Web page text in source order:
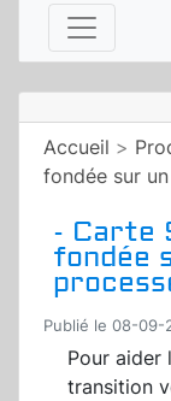
Accueil >
fondée sur
- Carte
fondée
Publié le 08-09-
Pour aider
transition